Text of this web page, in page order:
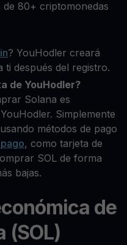
de 80+ criptomonedas
? YouHodler creará
ti después del registro.
de YouHodler?
Solana es
Simplemente
métodos de pago
, como tarjeta de
SOL de forma
bajas.
de
(SOL)